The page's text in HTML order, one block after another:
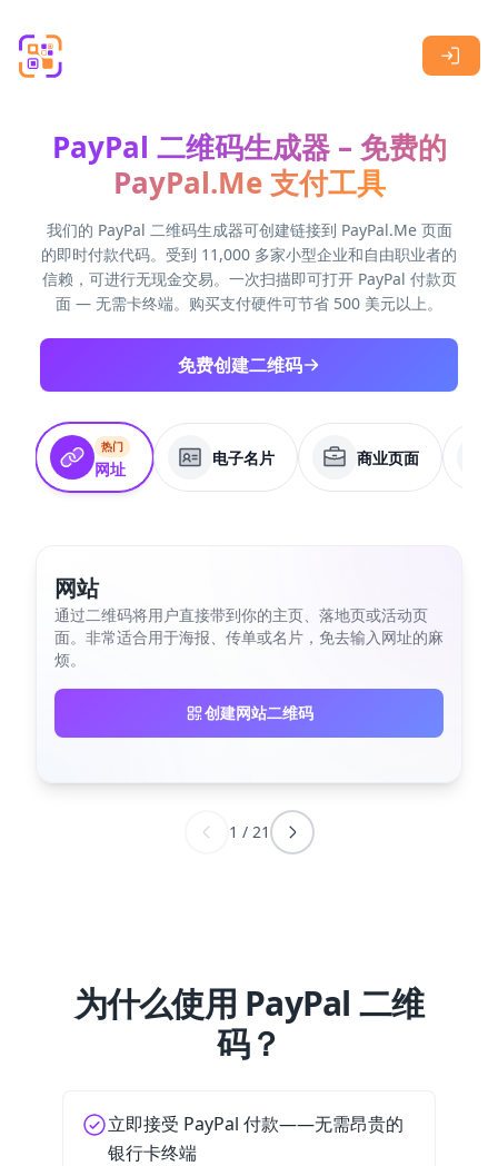
PayPal 二维码生成器 – 免费的
PayPal.Me 支付工具
我们的 PayPal 二维码生成器可创建链接到 PayPal.Me 页面
的即时付款代码。受到 11,000 多家小型企业和自由职业者的
信赖，可进行无现金交易。一次扫描即可打开 PayPal 付款页
面 — 无需卡终端。购买支付硬件可节省 500 美元以上。
免费创建二维码
热门
网址
电子名片 商业页面
网站
通过二维码将用户直接带到你的主页、落地页或活动页
面。非常适合用于海报、传单或名片，免去输入网址的麻
烦。
创建网站二维码
1 / 21
为什么使用 PayPal 二维
码？
立即接受 PayPal 付款——无需昂贵的
银行卡终端